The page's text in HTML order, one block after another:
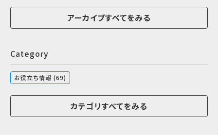
アーカイブすべてをみる
Category
お役立ち情報 (69)
カテゴリすべてをみる